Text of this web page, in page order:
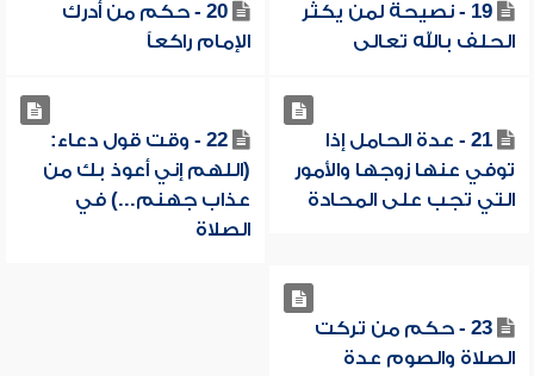
19 - نصيحة لمن يكثر
الحلف بالله تعالى
20 - حكم من أدرك
الإمام راكعاً
21 - عدة الحامل إذا
توفي عنها زوجها والأمور
التي تجب على المحادة
22 - وقت قول دعاء:
(اللهم إني أعوذ بك من
عذاب جهنم...) في
الصلاة
23 - حكم من تركت
الصلاة والصوم عدة